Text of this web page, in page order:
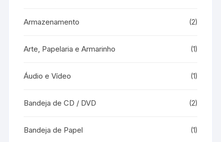
Armazenamento (2)
Arte, Papelaria e Armarinho (1)
Áudio e Vídeo (1)
Bandeja de CD / DVD (2)
Bandeja de Papel (1)